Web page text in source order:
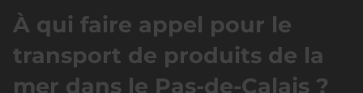
À qui faire appel pour le
transport de produits de la
mer dans le Pas-de-Calais ?